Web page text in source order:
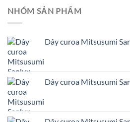
NHÓM SẢN PHẨM
Dây curoa Mitsusumi
Dây curoa Mitsusumi